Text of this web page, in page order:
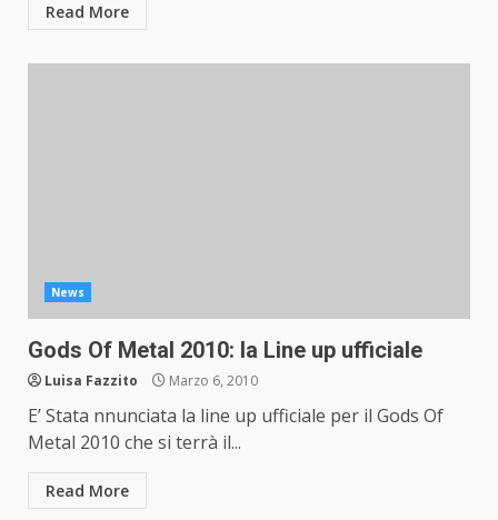
Read More
News
Gods Of Metal 2010: la Line up ufficiale
Luisa Fazzito Marzo 6, 2010
E’ Stata nnunciata la line up ufficiale per il Gods Of
Metal 2010 che si terrà il...
Read More